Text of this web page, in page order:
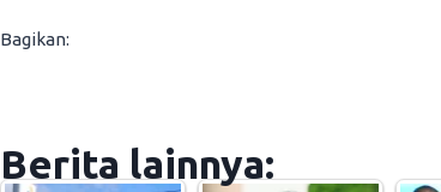
Bagikan:
Berita lainnya: